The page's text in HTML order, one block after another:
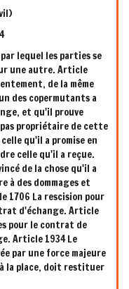
lequel les parties se
une autre. Article
de la même
des copermutants a
et qu'il prouve
propriétaire de cette
qu'il a promise en
celle qu'il a reçue.
de la chose qu'il a
à des dommages et
1706 La rescision pour
d'échange. Article
pour le contrat de
Article 1934 Le
par une force majeure
la place, doit restituer